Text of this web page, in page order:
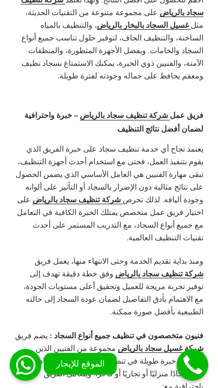
سجاد بالرياض على مجموعة متنوعة من التقنيات الحديثة،
مثل غسيل السجاد بالبخار بالرياض، والتنظيف بالمياه
الساخنة، والتنظيف الجاف، لتوفير حلول تناسب جميع أنواع
السجاد والخامات. وبفضل الأجهزة المتطورة، والمنظفات
الآمنة، والفنيين ذوي الخبرة، يمكنك الاستمتاع بسجاد نظيف
ومعقم يحافظ على جماله وجودته لفترة طويلة.
فريق عمل شركة تنظيف سجاد بالرياض – خبرة واحترافية
لضمان أفضل نتائج التنظيف
يعتمد نجاح أي خدمة تنظيف سجاد على خبرة الفريق الذي
يقوم بتنفيذ العمل، فحتى مع استخدام أحدث أجهزة التنظيف،
تبقى مهارة الفنيين هي العامل الأساسي الذي يضمن الحصول
على نتائج مثالية دون الإضرار بالسجاد أو التأثير على ألوانه
وجودة أليافه. لذلك تحرص شركة تنظيف سجاد بالرياض على
اختيار فريق عمل متخصص يمتلك الخبرة الكافية في التعامل
مع جميع أنواع السجاد، مع التدريب المستمر على أحدث
تقنيات التنظيف العالمية.
ومنذ بداية تقديم الخدمة وحتى الانتهاء منها، يعمل فريق
شركة تنظيف سجاد بالرياض وفق خطة دقيقة تهدف إلى
توفير تجربة مريحة للعميل وتحقيق أعلى مستويات الجودة،
مع الاهتمام بأدق التفاصيل لضمان عودة السجاد إلى حالته
الطبيعية بأفضل صورة ممكنة.
فنيون متخصصون في تنظيف جميع أنواع السجاد : يضم فريق
شركة غسيل سجاد بالرياض مجموعة من الفنيين الذين
يمتلكون خبرة طويلة في تنظيف مختلف أنواع السجاد، سواء
كان سجادًا منزليًا أو تجاريًا أو فاخرًا. ويتعامل الفريق
باحترافية مع: